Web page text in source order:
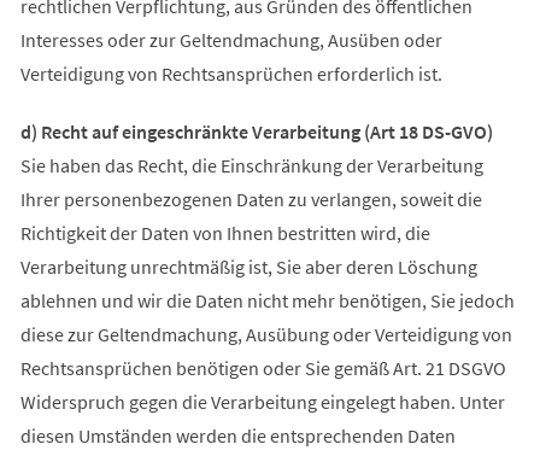
rechtlichen Verpflichtung, aus Gründen des öffentlichen
Interesses oder zur Geltendmachung, Ausüben oder
Verteidigung von Rechtsansprüchen erforderlich ist.
d) Recht auf eingeschränkte Verarbeitung (Art 18 DS-GVO)
Sie haben das Recht, die Einschränkung der Verarbeitung
Ihrer personenbezogenen Daten zu verlangen, soweit die
Richtigkeit der Daten von Ihnen bestritten wird, die
Verarbeitung unrechtmäßig ist, Sie aber deren Löschung
ablehnen und wir die Daten nicht mehr benötigen, Sie jedoch
diese zur Geltendmachung, Ausübung oder Verteidigung von
Rechtsansprüchen benötigen oder Sie gemäß Art. 21 DSGVO
Widerspruch gegen die Verarbeitung eingelegt haben. Unter
diesen Umständen werden die entsprechenden Daten